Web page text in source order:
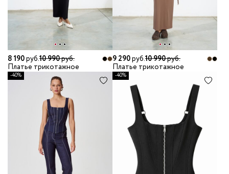
8 190руб.10 990руб.
Платье трикотажное
9 290руб.10 990руб.
Платье трикотажное
-40% -40%